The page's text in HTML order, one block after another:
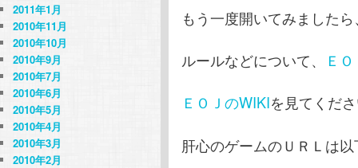
もう一度開いてみましたら
ルールなどについて、 Ｅ
ＥＯＪのWIKIを見てくだ
肝心のゲームのＵＲＬは
2011年1月
2010年11月
2010年10月
2010年9月
2010年7月
2010年6月
2010年5月
2010年4月
2010年3月
2010年2月